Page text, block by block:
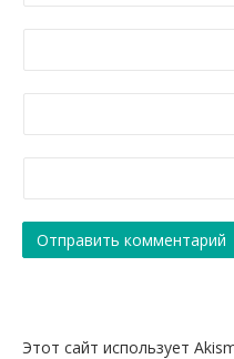
Этот сайт использует